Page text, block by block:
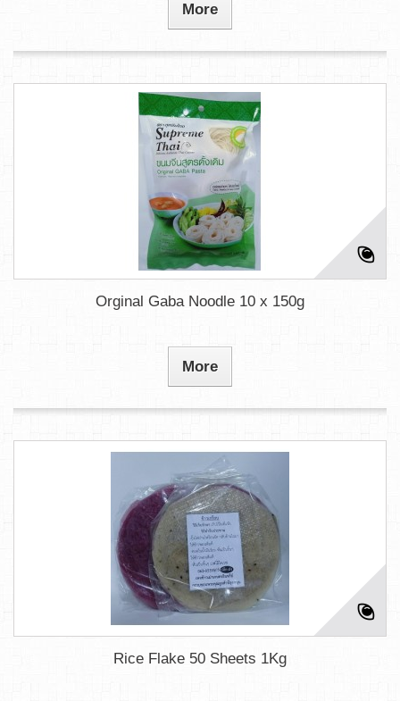
More
Orginal Gaba Noodle 10 x 150g
More
Rice Flake 50 Sheets 1Kg